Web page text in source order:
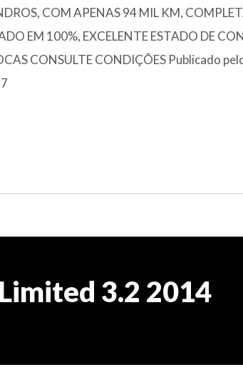
COM APENAS 94 MIL KM,
EM 100%, EXCELENTE ESTADO DE
CONSULTE CONDIÇÕES Publicado
3.2 2014